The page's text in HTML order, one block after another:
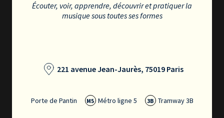
Écouter, voir, apprendre, découvrir et pratiquer la
musique sous toutes ses formes
221 avenue Jean-Jaurès, 75019 Paris
Porte de Pantin M5 Métro ligne 5 3B Tramway 3B